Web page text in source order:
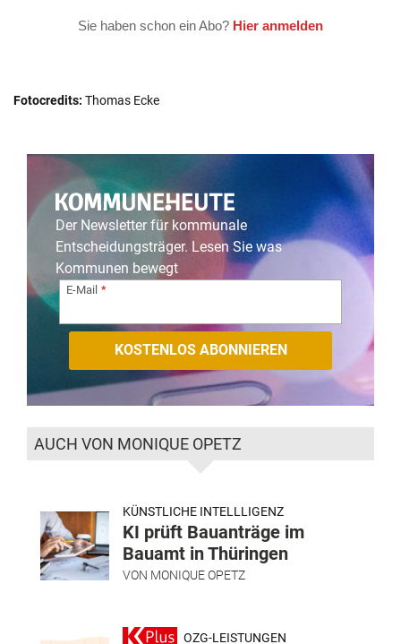
Fotocredits: Thomas Ecke
Der Newsletter für kommunale
Entscheidungsträger. Lesen Sie was
Kommunen bewegt
E-Mail
AUCH VON MONIQUE OPETZ
KÜNSTLICHE INTELLLIGENZ
KI prüft Bauanträge im
Bauamt in Thüringen
VON MONIQUE OPETZ
OZG-LEISTUNGEN